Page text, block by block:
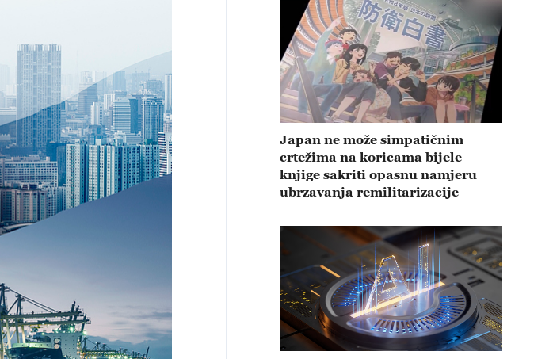
Japan ne može simpatičnim
crtežima na koricama bijele
knjige sakriti opasnu namjeru
ubrzavanja remilitarizacije